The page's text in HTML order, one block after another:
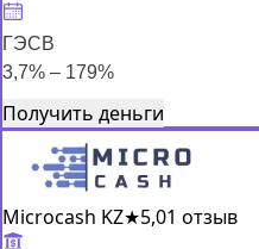
ГЭСВ
3,7% – 179%
Получить деньги
Microcash KZ★5,01 отзыв